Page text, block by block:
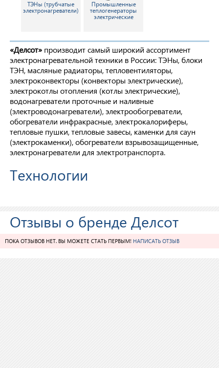
ТЭНы (трубчатые
электронагреватели)
Промышленные
теплогенераторы
электрические
«Делсот» производит самый широкий ассортимент
электронагревательной техники в России: ТЭНы, блоки
ТЭН, масляные радиаторы, тепловентиляторы,
электроконвекторы (конвекторы электрические),
электрокотлы отопления (котлы электрические),
водонагреватели проточные и наливные
(электроводонагреватели), электрообогреватели,
обогреватели инфракрасные, электрокалориферы,
тепловые пушки, тепловые завесы, каменки для саун
(электрокаменки), обогреватели взрывозащищенные,
электронагреватели для электротранспорта.
Технологии
Отзывы о бренде Делсот
ПОКА ОТЗЫВОВ НЕТ. ВЫ МОЖЕТЕ СТАТЬ ПЕРВЫМ! НАПИСАТЬ ОТЗЫВ